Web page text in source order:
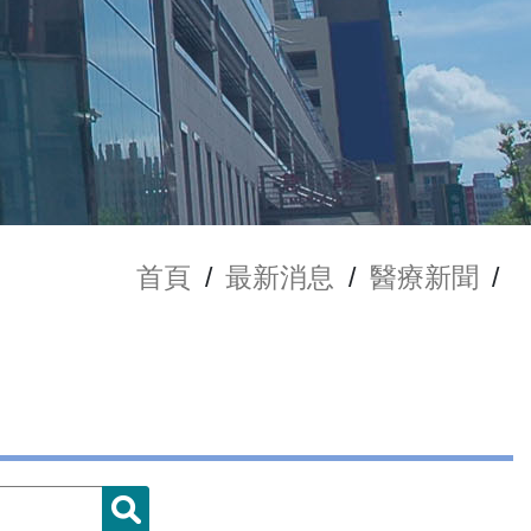
首頁 / 最新消息 / 醫療新聞 /